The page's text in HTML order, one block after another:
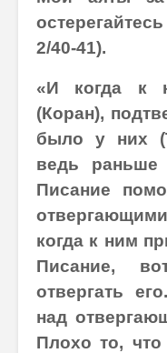
2/40-41).
«И когда к
(Коран),
было у них
ведь
Писание
когда к ним
Писание,
отвергать
над
Плохо то,